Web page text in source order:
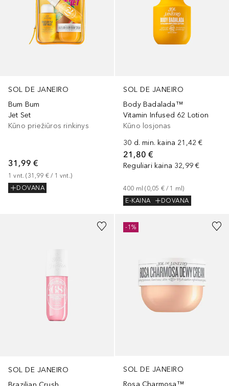
SOL DE JANEIRO
Bum Bum
Jet Set
Kūno priežiūros rinkinys
31,99 €
1 vnt. (31,99 € / 1 vnt.)
DOVANA
SOL DE JANEIRO
Body Badalada™
Vitamin Infused 62 Lotion
Kūno losjonas
30 d. min. kaina 21,42 €
21,80 €
Reguliari kaina 32,99 €
400 ml (0,05 € / 1 ml)
E-KAINA
DOVANA
SOL DE JANEIRO
SOL DE JANEIRO
-1%